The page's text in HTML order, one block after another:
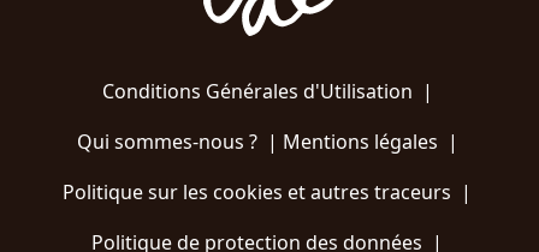
Conditions Générales d'Utilisation |
Qui sommes-nous ?| Mentions légales |
Politique sur les cookies et autres traceurs |
Politique de protection des données |